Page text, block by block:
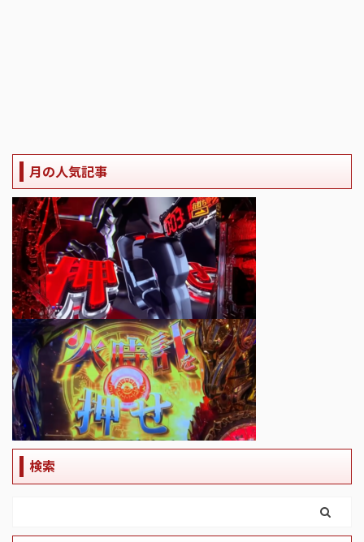
月の人気記事
検索